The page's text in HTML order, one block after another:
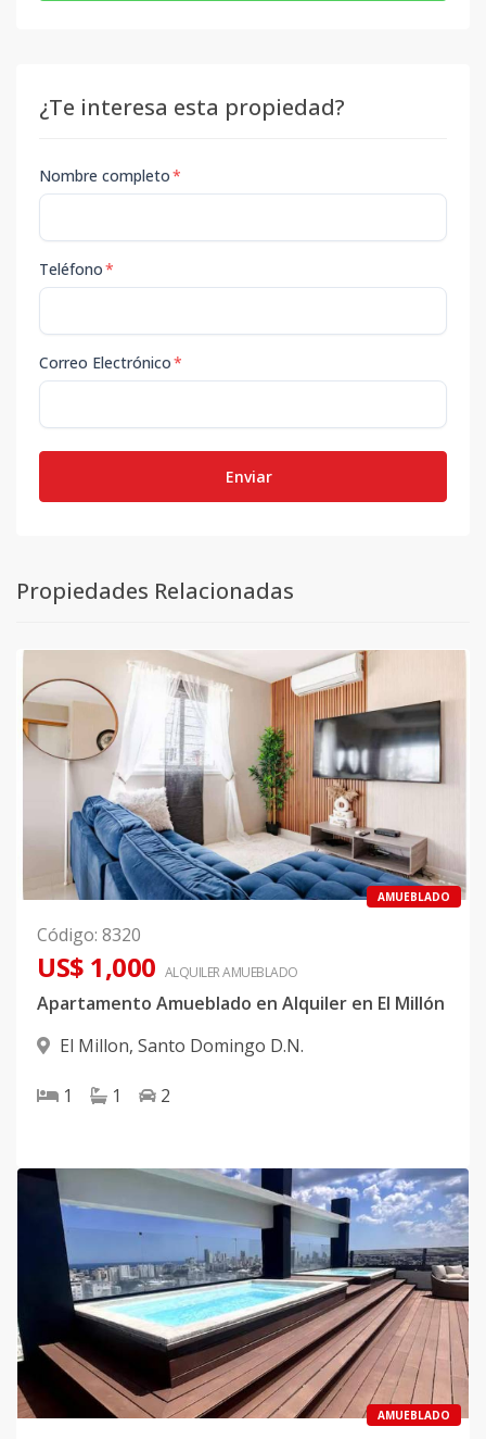
¿Te interesa esta propiedad?
Nombre completo*
Teléfono*
Correo Electrónico*
Enviar
Propiedades Relacionadas
AMUEBLADO
Código: 8320
US$ 1,000 ALQUILERAMUEBLADO
Apartamento Amueblado en Alquiler en El Millón
El Millon, Santo Domingo D.N.
1 1 2
AMUEBLADO